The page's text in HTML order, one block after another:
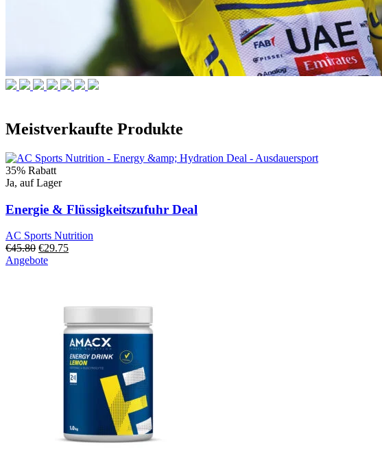
Meistverkaufte Produkte
35% Rabatt
Ja, auf Lager
Energie & Flüssigkeitszufuhr Deal
AC Sports Nutrition
€45.80 Ursprünglicher
Preis
€29.75Aktueller
Angebote